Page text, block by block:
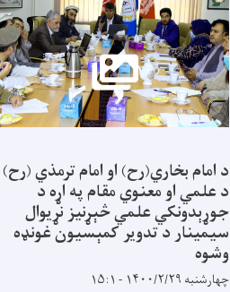
د امام بخاري(رح) او امام ترمذي (رح)
د علمي او معنوي مقام په اړه د
جوړېدونكي علمي څېړنيز نړيوال
سيمينار د تدویر كمېسيون غونډه
وشوه
چهارشنبه ۱۴۰۰/۲/۲۹ - ۱۵:۱